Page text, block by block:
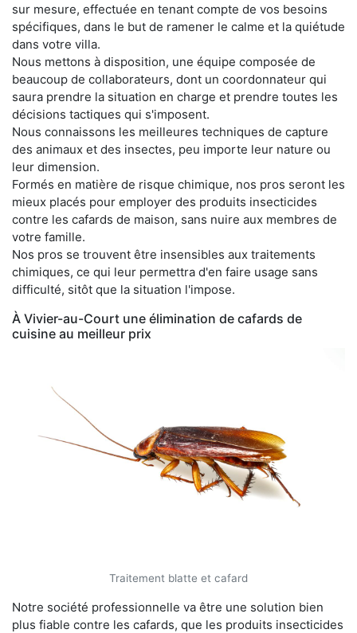
sur mesure, effectuée en tenant compte de vos besoins
spécifiques, dans le but de ramener le calme et la quiétude
dans votre villa.
Nous mettons à disposition, une équipe composée de
beaucoup de collaborateurs, dont un coordonnateur qui
saura prendre la situation en charge et prendre toutes les
décisions tactiques qui s'imposent.
Nous connaissons les meilleures techniques de capture
des animaux et des insectes, peu importe leur nature ou
leur dimension.
Formés en matière de risque chimique, nos pros seront les
mieux placés pour employer des produits insecticides
contre les cafards de maison, sans nuire aux membres de
votre famille.
Nos pros se trouvent être insensibles aux traitements
chimiques, ce qui leur permettra d'en faire usage sans
difficulté, sitôt que la situation l'impose.
À Vivier-au-Court une élimination de cafards de
cuisine au meilleur prix
Traitement blatte et cafard
Notre société professionnelle va être une solution bien
plus fiable contre les cafards, que les produits insecticides